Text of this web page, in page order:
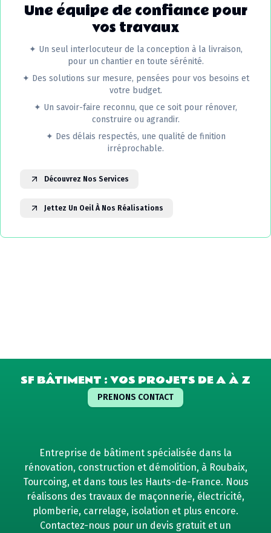
Une équipe de confiance pour
vos travaux
✦ Un seul interlocuteur de la conception à la livraison,
pour un chantier en toute sérénité.
✦ Des solutions sur mesure, pensées pour vos besoins et
votre budget.
✦ Un savoir-faire reconnu, que ce soit pour rénover,
construire ou agrandir.
✦ Des délais respectés, une qualité de finition
irréprochable.
Découvrez Nos Services
Jettez Un Oeil À Nos Réalisations
SF BÂTIMENT : VOS PROJETS DE A À Z
PRENONS CONTACT
Entreprise de bâtiment spécialisée dans la
rénovation, construction et démolition, à Roubaix,
Tourcoing, et dans tous les Hauts-de-France. Nous
réalisons des travaux de maçonnerie, électricité,
plomberie, carrelage, isolation et plus encore.
Contactez-nous pour un devis gratuit et un